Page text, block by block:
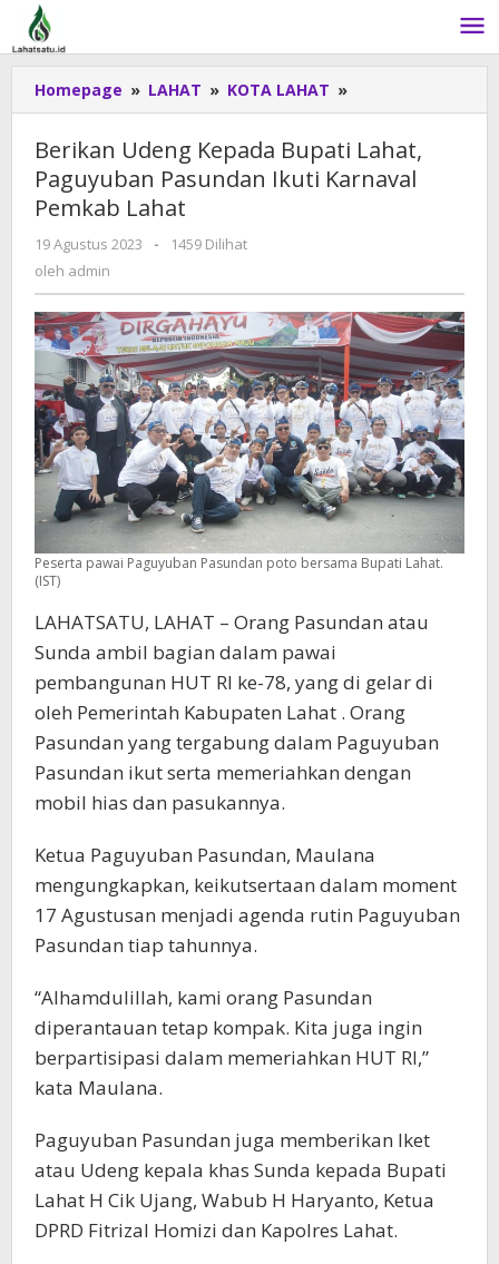
Lewati
konten
Homepage » LAHAT » KOTA LAHAT »
Udeng
Kepada
Bupati
Lahat,
Pemkab
Lahat
Berikan Udeng Kepada Bupati Lahat,
Paguyuban Pasundan Ikuti Karnaval
Pemkab Lahat
19 Agustus 2023
oleh
-
1459 Dilihat
oleh admin
Peserta pawai Paguyuban Pasundan poto bersama Bupati Lahat.
(IST)
LAHATSATU, LAHAT – Orang Pasundan atau
Sunda ambil bagian dalam pawai
pembangunan HUT RI ke-78, yang di gelar di
oleh Pemerintah Kabupaten Lahat . Orang
Pasundan yang tergabung dalam Paguyuban
Pasundan ikut serta memeriahkan dengan
mobil hias dan pasukannya.
Ketua Paguyuban Pasundan, Maulana
mengungkapkan, keikutsertaan dalam moment
17 Agustusan menjadi agenda rutin Paguyuban
Pasundan tiap tahunnya.
“Alhamdulillah, kami orang Pasundan
diperantauan tetap kompak. Kita juga ingin
berpartisipasi dalam memeriahkan HUT RI,”
kata Maulana.
Paguyuban Pasundan juga memberikan Iket
atau Udeng kepala khas Sunda kepada Bupati
Lahat H Cik Ujang, Wabub H Haryanto, Ketua
DPRD Fitrizal Homizi dan Kapolres Lahat.